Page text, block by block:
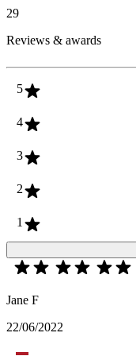
29
Reviews & awards
5
4
3
2
1
Jane F
22/06/2022